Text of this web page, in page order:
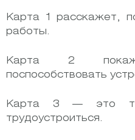
Карта 1 расскажет,
работы.
Карта 2
поспособствовать
Карта 3 — это
трудоустроиться.